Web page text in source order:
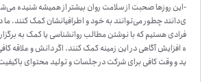
-این روزها صحبت از سلامت روان بیشتر از همیشه شنیده
ی‌دانند چطور می‌توانند به خود و اطرافیانشان کمک کنند. ما
فرادی هستیم که با نوشتن مطالب روانشناسی یا کمک به
ه افزایش آگاهی در این زمینه کمک کنند. اگر دانش و علاقه
ید و وقت کافی برای شرکت در جلسات و تولید محتوای